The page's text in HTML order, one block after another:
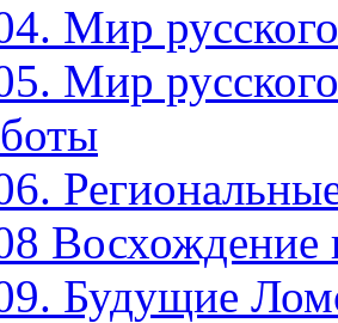
Мир
Мир
Восхождение
Будущие